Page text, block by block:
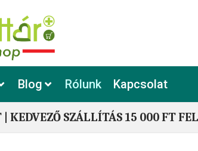
Blog Rólunk Kapcsolat
KEDVEZŐ SZÁLLÍTÁS 15 000 FT